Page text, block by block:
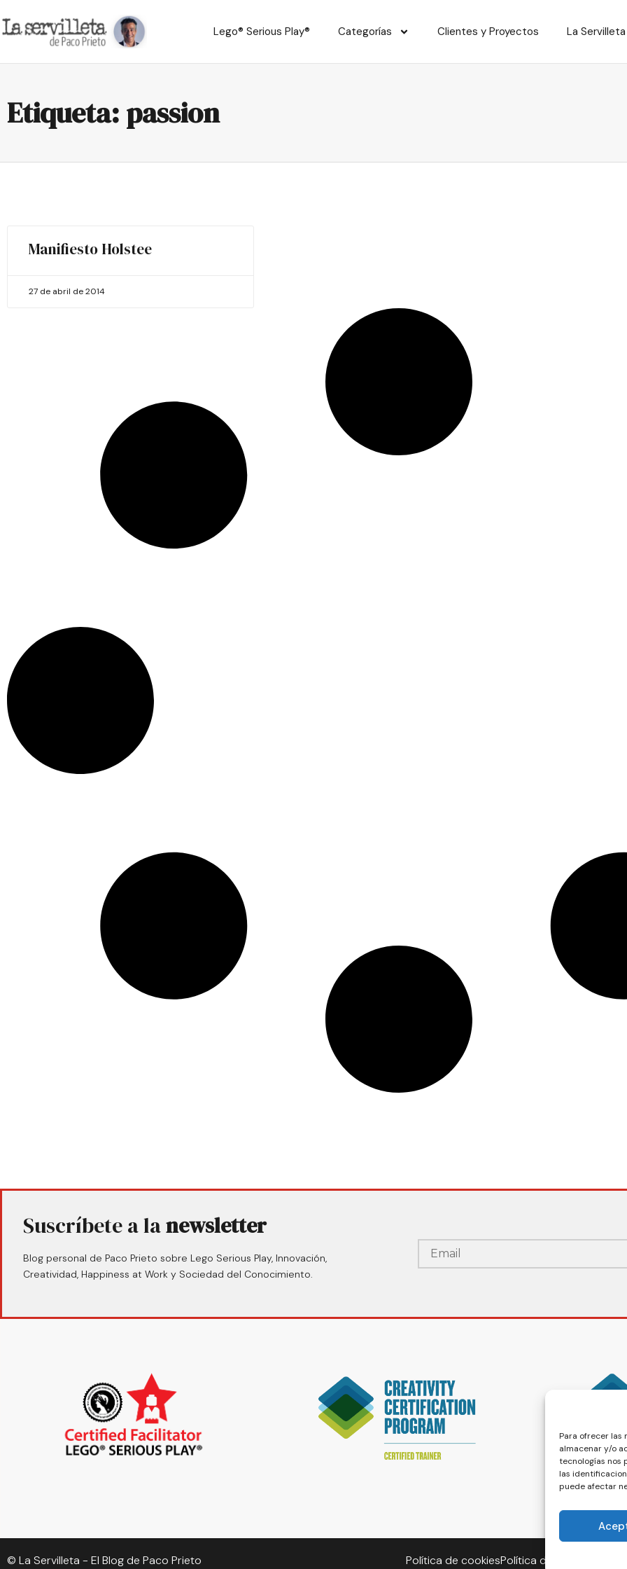
Para ofrecer las
almacenar y/o
tecnologías nos
las
puede afectar
Lego® Serious Play® Categorías Clientes y Proyectos La Servilleta
Etiqueta: passion
Manifiesto Holstee
27 de abril de 2014
Suscríbete a lanewsletter
Blog personal de Paco Prieto sobre Lego Serious Play, Innovación,
Creatividad, Happiness at Work y Sociedad del Conocimiento.
© La Servilleta - El Blog de Paco Prieto Política de cookiesPolítica de privacidad